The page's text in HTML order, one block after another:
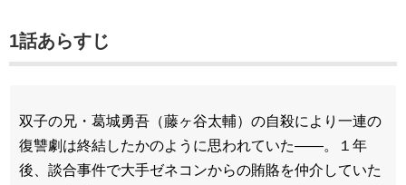
1話あらすじ
双子の兄・葛城勇吾（藤ヶ谷太輔）の自殺により一連の
復讐劇は終結したかのように思われていた――。１年
後、談合事件で大手ゼネコンからの賄賂を仲介していた